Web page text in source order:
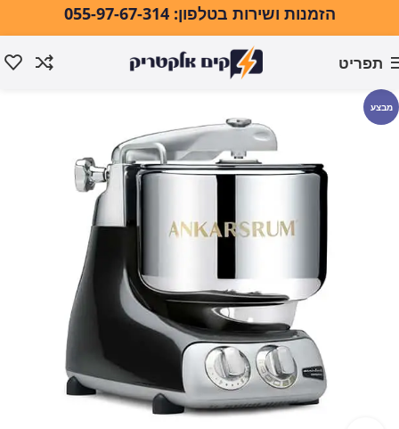
הזמנות ושירות בטלפון: 055-97-67-314
תפריט
עמוד הבית מוצרי חשמל למטבח מיקסר שולחני
מבצע